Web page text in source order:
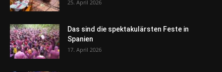
25. April 2026
Das sind die spektakulärsten Feste in
Spanien
17. April 2026